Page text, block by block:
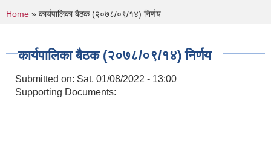
You are here
Home » कार्यपालिका बैठक (२०७८/०९/१४) निर्णय
कार्यपालिका बैठक (२०७८/०९/१४) निर्णय
Submitted on: Sat, 01/08/2022 - 13:00
Supporting Documents: